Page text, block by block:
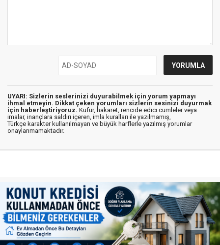
UYARI: Sizlerin seslerinizi duyurabilmek için yorum yapmayı
ihmal etmeyin. Dikkat çeken yorumları sizlerin sesinizi duyurmak
için haberleştiriyoruz. Küfür, hakaret, rencide edici cümleler veya
imalar, inançlara saldırı içeren, imla kuralları ile yazılmamış,
Türkçe karakter kullanılmayan ve büyük harflerle yazılmış yorumlar
onaylanmamaktadır.